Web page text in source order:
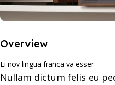
Overview
Li nov lingua franca va esser
Nullam dictum felis eu